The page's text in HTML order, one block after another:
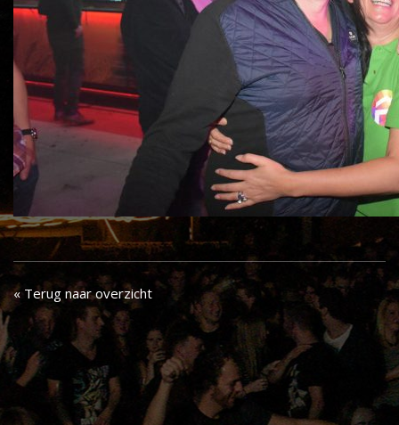
« Terug naar overzicht